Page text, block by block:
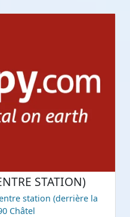
STATION)
station (derrière la
Châtel